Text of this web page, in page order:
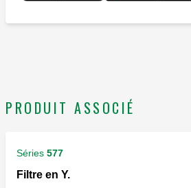
PRODUIT ASSOCIÉ
Séries 577
Filtre en Y.